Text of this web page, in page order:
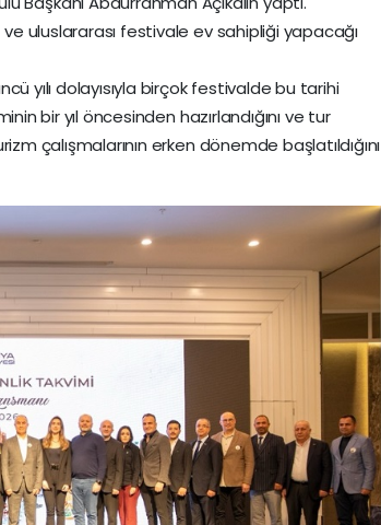
ve uluslararası festivale ev sahipliği yapacağı
yılı dolayısıyla birçok festivalde bu tarihi
bir yıl öncesinden hazırlandığını ve tur
çalışmalarının erken dönemde başlatıldığını